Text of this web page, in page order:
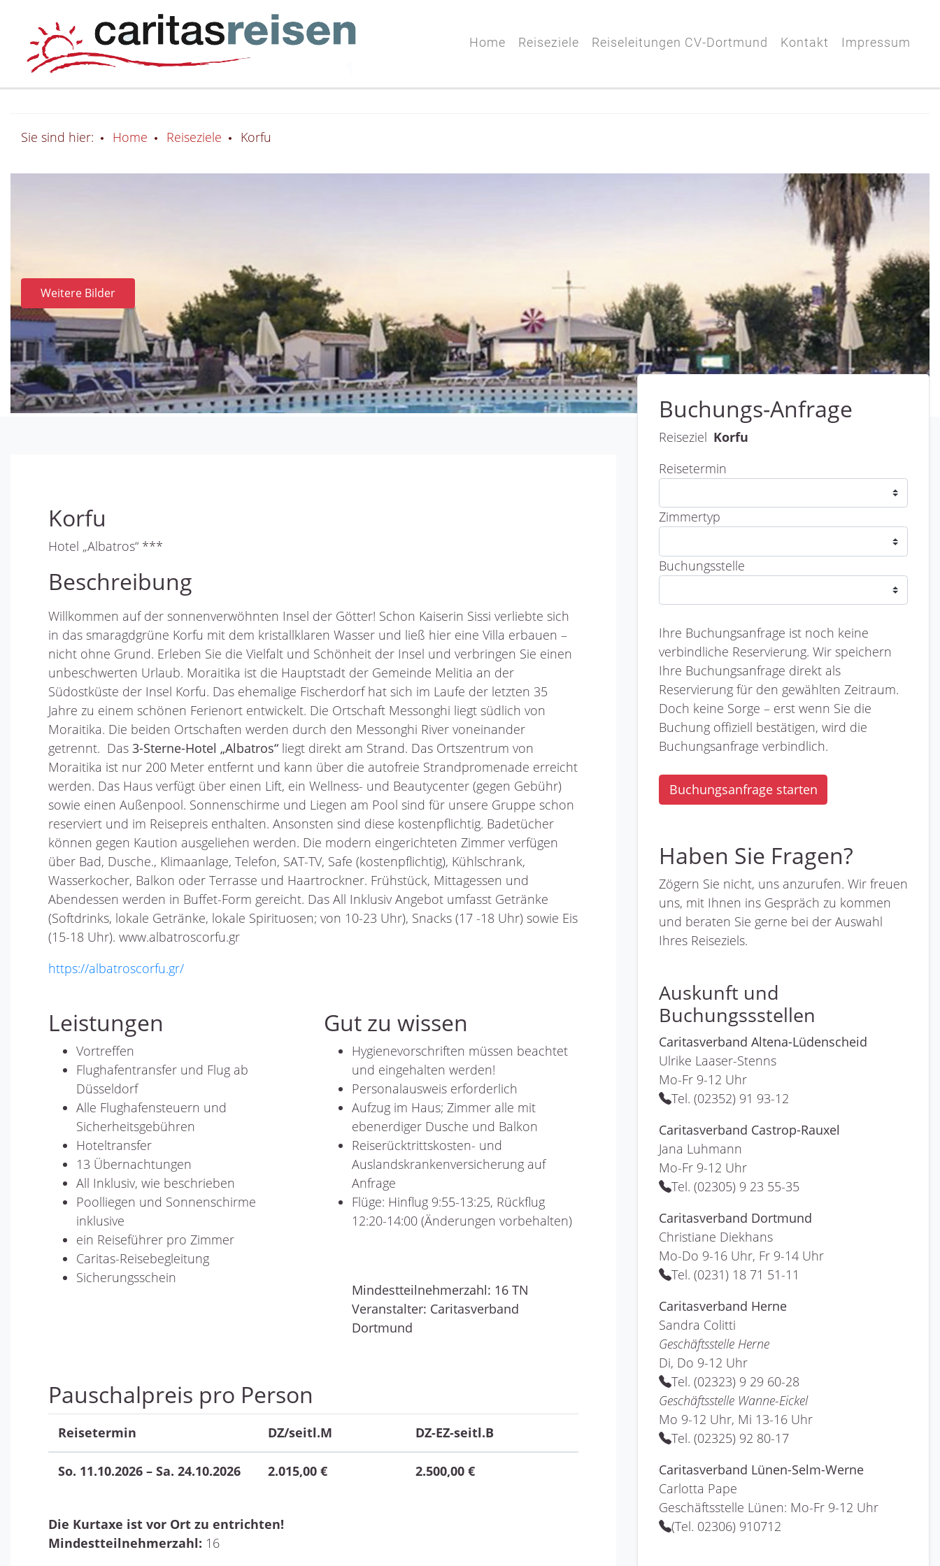
Home Reiseziele Reiseleitungen CV-Dortmund Kontakt Impressum
Sie sind hier: Home Reiseziele Korfu
Weitere Bilder
Korfu
Hotel „Albatros“ ***
Beschreibung
Willkommen auf der sonnenverwöhnten Insel der Götter! Schon Kaiserin Sissi verliebte sich
in das smaragdgrüne Korfu mit dem kristallklaren Wasser und ließ hier eine Villa erbauen –
nicht ohne Grund. Erleben Sie die Vielfalt und Schönheit der Insel und verbringen Sie einen
unbeschwerten Urlaub. Moraitika ist die Hauptstadt der Gemeinde Melitia an der
Südostküste der Insel Korfu. Das ehemalige Fischerdorf hat sich im Laufe der letzten 35
Jahre zu einem schönen Ferienort entwickelt. Die Ortschaft Messonghi liegt südlich von
Moraitika. Die beiden Ortschaften werden durch den Messonghi River voneinander
getrennt. Das 3-Sterne-Hotel „Albatros“ liegt direkt am Strand. Das Ortszentrum von
Moraitika ist nur 200 Meter entfernt und kann über die autofreie Strandpromenade erreicht
werden. Das Haus verfügt über einen Lift, ein Wellness- und Beautycenter (gegen Gebühr)
sowie einen Außenpool. Sonnenschirme und Liegen am Pool sind für unsere Gruppe schon
reserviert und im Reisepreis enthalten. Ansonsten sind diese kostenpflichtig. Badetücher
können gegen Kaution ausgeliehen werden. Die modern eingerichteten Zimmer verfügen
über Bad, Dusche., Klimaanlage, Telefon, SAT-TV, Safe (kostenpflichtig), Kühlschrank,
Wasserkocher, Balkon oder Terrasse und Haartrockner. Frühstück, Mittagessen und
Abendessen werden in Buffet-Form gereicht. Das All Inklusiv Angebot umfasst Getränke
(Softdrinks, lokale Getränke, lokale Spirituosen; von 10-23 Uhr), Snacks (17 -18 Uhr) sowie Eis
(15-18 Uhr). www.albatroscorfu.gr
https://albatroscorfu.gr/
Leistungen
Vortreffen
Flughafentransfer und Flug ab
Düsseldorf
Alle Flughafensteuern und
Sicherheitsgebühren
Hoteltransfer
13 Übernachtungen
All Inklusiv, wie beschrieben
Poolliegen und Sonnenschirme
inklusive
ein Reiseführer pro Zimmer
Caritas-Reisebegleitung
Sicherungsschein
Gut zu wissen
Hygienevorschriften müssen beachtet
und eingehalten werden!
Personalausweis erforderlich
Aufzug im Haus; Zimmer alle mit
ebenerdiger Dusche und Balkon
Reiserücktrittskosten- und
Auslandskrankenversicherung auf
Anfrage
Flüge: Hinflug 9:55-13:25, Rückflug
12:20-14:00 (Änderungen vorbehalten)
Mindestteilnehmerzahl: 16 TN
Veranstalter: Caritasverband
Dortmund
Pauschalpreis pro Person
Reisetermin DZ/seitl.M DZ-EZ-seitl.B
So. 11.10.2026 – Sa. 24.10.2026 2.015,00 € 2.500,00 €
Die Kurtaxe ist vor Ort zu entrichten!
Mindestteilnehmerzahl: 16
Buchungs-Anfrage
Reiseziel Korfu
Reisetermin
Zimmertyp
Buchungsstelle
Ihre Buchungsanfrage ist noch keine
verbindliche Reservierung. Wir speichern
Ihre Buchungsanfrage direkt als
Reservierung für den gewählten Zeitraum.
Doch keine Sorge – erst wenn Sie die
Buchung offiziell bestätigen, wird die
Buchungsanfrage verbindlich.
Buchungsanfrage starten
Haben Sie Fragen?
Zögern Sie nicht, uns anzurufen. Wir freuen
uns, mit Ihnen ins Gespräch zu kommen
und beraten Sie gerne bei der Auswahl
Ihres Reiseziels.
Auskunft und
Buchungssstellen
Caritasverband Altena-Lüdenscheid
Ulrike Laaser-Stenns
Mo-Fr 9-12 Uhr
Tel. (02352) 91 93-12
Caritasverband Castrop-Rauxel
Jana Luhmann
Mo-Fr 9-12 Uhr
Tel. (02305) 9 23 55-35
Caritasverband Dortmund
Christiane Diekhans
Mo-Do 9-16 Uhr, Fr 9-14 Uhr
Tel. (0231) 18 71 51-11
Caritasverband Herne
Sandra Colitti
Geschäftsstelle Herne
Di, Do 9-12 Uhr
Tel. (02323) 9 29 60-28
Geschäftsstelle Wanne-Eickel
Mo 9-12 Uhr, Mi 13-16 Uhr
Tel. (02325) 92 80-17
Caritasverband Lünen-Selm-Werne
Carlotta Pape
Geschäftsstelle Lünen: Mo-Fr 9-12 Uhr
(Tel. 02306) 910712